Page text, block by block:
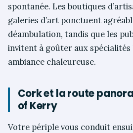
spontanée. Les boutiques
galeries d’art ponctuent
déambulation, tandis que les
invitent à goûter aux spécialités
ambiance chaleureuse.
Cork et la route
of Kerry
Votre périple vous conduit